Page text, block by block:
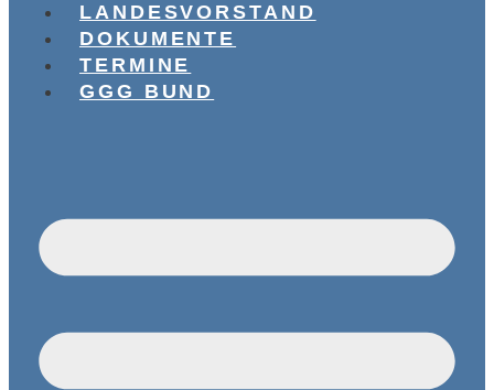
LANDESVORSTAND
DOKUMENTE
TERMINE
GGG BUND